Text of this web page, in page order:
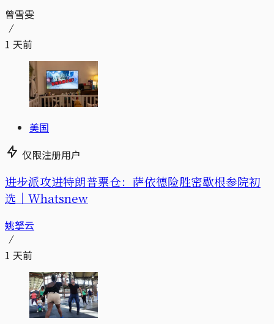
曾雪雯
1 天前
美国
仅限注册用户
进步派攻进特朗普票仓：萨依德险胜密歇根参院初
选｜Whatsnew
姚拏云
1 天前